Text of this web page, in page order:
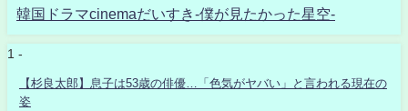
韓国ドラマcinemaだいすき-僕が見たかった星空-
1 -
【杉良太郎】息子は53歳の俳優…「色気がヤバい」と言われる現在の
姿